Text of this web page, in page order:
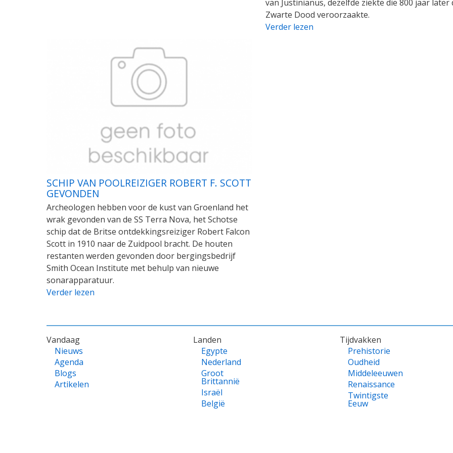
van Justinianus, dezelfde ziekte die 800 jaar later
Zwarte Dood veroorzaakte.
Verder lezen
SCHIP VAN POOLREIZIGER ROBERT F. SCOTT
GEVONDEN
Archeologen hebben voor de kust van Groenland het
wrak gevonden van de SS Terra Nova, het Schotse
schip dat de Britse ontdekkingsreiziger Robert Falcon
Scott in 1910 naar de Zuidpool bracht. De houten
restanten werden gevonden door bergingsbedrijf
Smith Ocean Institute met behulp van nieuwe
sonarapparatuur.
Verder lezen
VOET
Vandaag
Nieuws
Agenda
Blogs
Artikelen
Landen
Egypte
Nederland
Groot
Brittannië
Israël
België
Tijdvakken
Prehistorie
Oudheid
Middeleeuwen
Renaissance
Twintigste
Eeuw